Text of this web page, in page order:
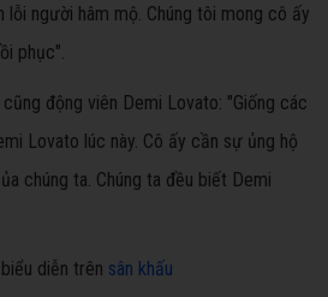
lỗi người hâm mộ. Chúng tôi mong cô ấy
phục".
động viên Demi Lovato: "Giống các
Lovato lúc này. Cô ấy cần sự ủng hộ
chúng ta. Chúng ta đều biết Demi
diễn trên sân khấu